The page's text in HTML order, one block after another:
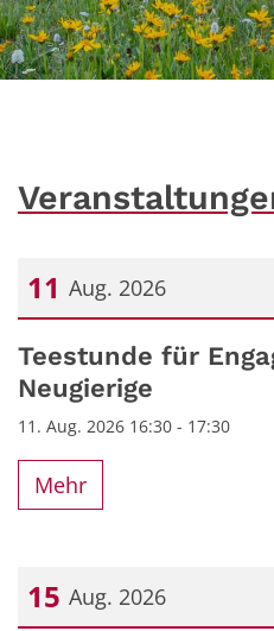
11 Aug. 2026
Datum: 11. August 2026
Teestunde für
Neugierige
11. Aug. 2026 16:30 - 17:30
Mehr
15 Aug. 2026